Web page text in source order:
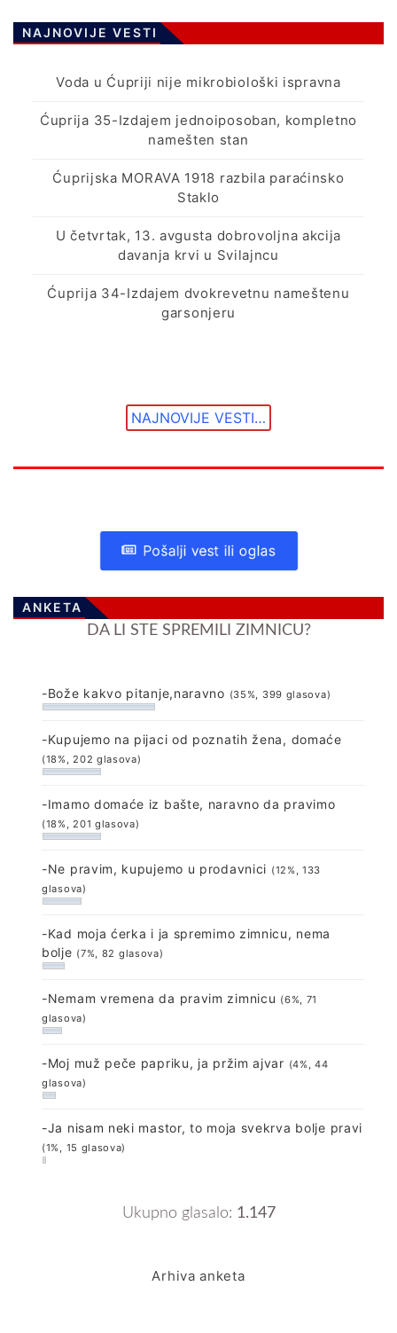
NAJNOVIJE VESTI
Voda u Ćupriji nije mikrobiološki ispravna
Ćuprija 35-Izdajem jednoiposoban, kompletno
namešten stan
Ćuprijska MORAVA 1918 razbila paraćinsko
Staklo
U četvrtak, 13. avgusta dobrovoljna akcija
davanja krvi u Svilajncu
Ćuprija 34-Izdajem dvokrevetnu nameštenu
garsonjeru
NAJNOVIJE VESTI…
Pošalji vest ili oglas
ANKETA
DA LI STE SPREMILI ZIMNICU?
-Bože kakvo pitanje,naravno (35%, 399 glasova)
-Kupujemo na pijaci od poznatih žena, domaće
(18%, 202 glasova)
-Imamo domaće iz bašte, naravno da pravimo
(18%, 201 glasova)
-Ne pravim, kupujemo u prodavnici (12%, 133
glasova)
-Kad moja ćerka i ja spremimo zimnicu, nema
bolje (7%, 82 glasova)
-Nemam vremena da pravim zimnicu (6%, 71
glasova)
-Moj muž peče papriku, ja pržim ajvar (4%, 44
glasova)
-Ja nisam neki mastor, to moja svekrva bolje pravi
(1%, 15 glasova)
Ukupno glasalo: 1.147
Arhiva anketa